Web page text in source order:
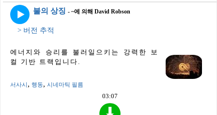
불의 상징 - ~에 의해 David Robson
> 버전 추적
에너지와 승리를 불러일으키는 강력한 보
컬 기반 트랙입니다.
서사시 , 행동, 시네마틱 필름
03:07